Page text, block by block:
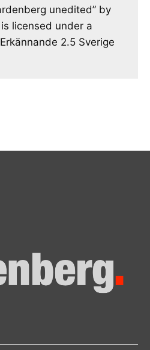
unedited” by
licensed under a
2.5 Sverige